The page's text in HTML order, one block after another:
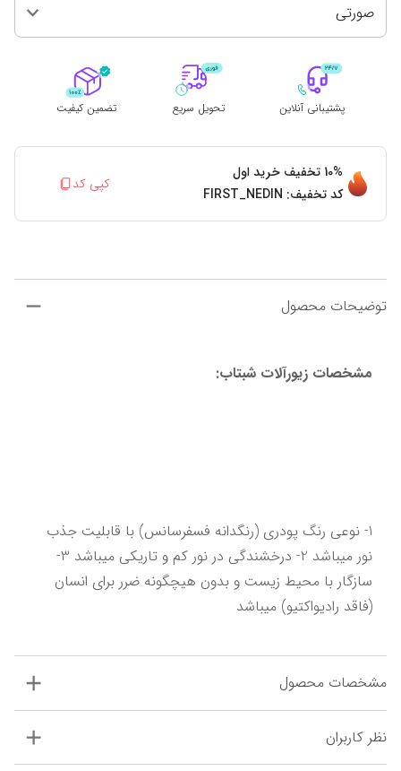
صورتی
پشتیبانی آنلاین تحویل سریع تضمین کیفیت
10% تخفیف خرید اول
کد تخفیف: FIRST_NEDIN
کپی کد
توضیحات محصول
مشخصات زیورآلات شبتاب:
(فاقد رادیواکتیو) میباشد
مشخصات محصول
نظر کاربران